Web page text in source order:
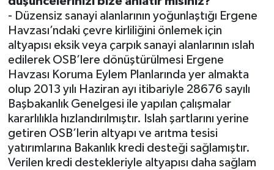
- Düzensiz sanayi alanlarının yoğunlaştığı Ergene
Havzası’ndaki çevre kirliliğini önlemek için
altyapısı eksik veya çarpık sanayi alanlarının ıslah
edilerek OSB’lere dönüştürülmesi Ergene
Havzası Koruma Eylem Planlarında yer almakta
olup 2013 yılı Haziran ayı itibariyle 28676 sayılı
Başbakanlık Genelgesi ile yapılan çalışmalar
kararlılıkla hızlandırılmıştır. Islah şartlarını yerine
getiren OSB’lerin altyapı ve arıtma tesisi
yatırımlarına Bakanlık kredi desteği sağlamıştır.
Verilen kredi destekleriyle altyapısı daha sağlam